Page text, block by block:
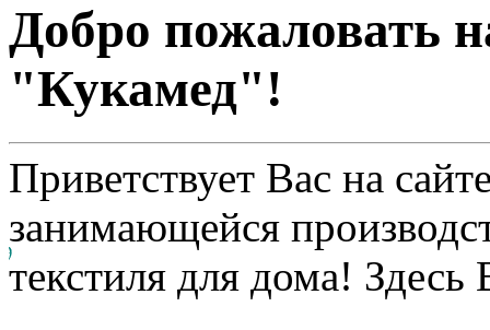
Добро пожаловать
"Кукамед"!
Приветствует Вас на
занимающейся
текстиля для дома!